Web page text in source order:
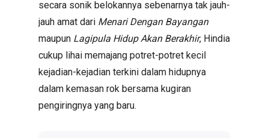
secara sonik belokannya sebenarnya tak jauh-
jauh amat dari Menari Dengan Bayangan
maupun Lagipula Hidup Akan Berakhir, Hindia
cukup lihai memajang potret-potret kecil
kejadian-kejadian terkini dalam hidupnya
dalam kemasan rok bersama kugiran
pengiringnya yang baru.